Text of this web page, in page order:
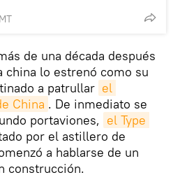
de una década después
china lo estrenó como su
a patrullar el
China . De inmediato se
portaviones, el Type
por el astillero de
a hablarse de un
construcción.